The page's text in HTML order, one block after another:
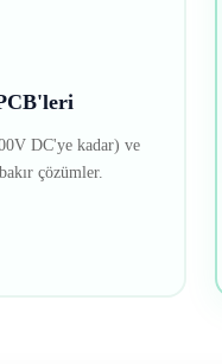
DC'ye kadar) ve
çözümler.